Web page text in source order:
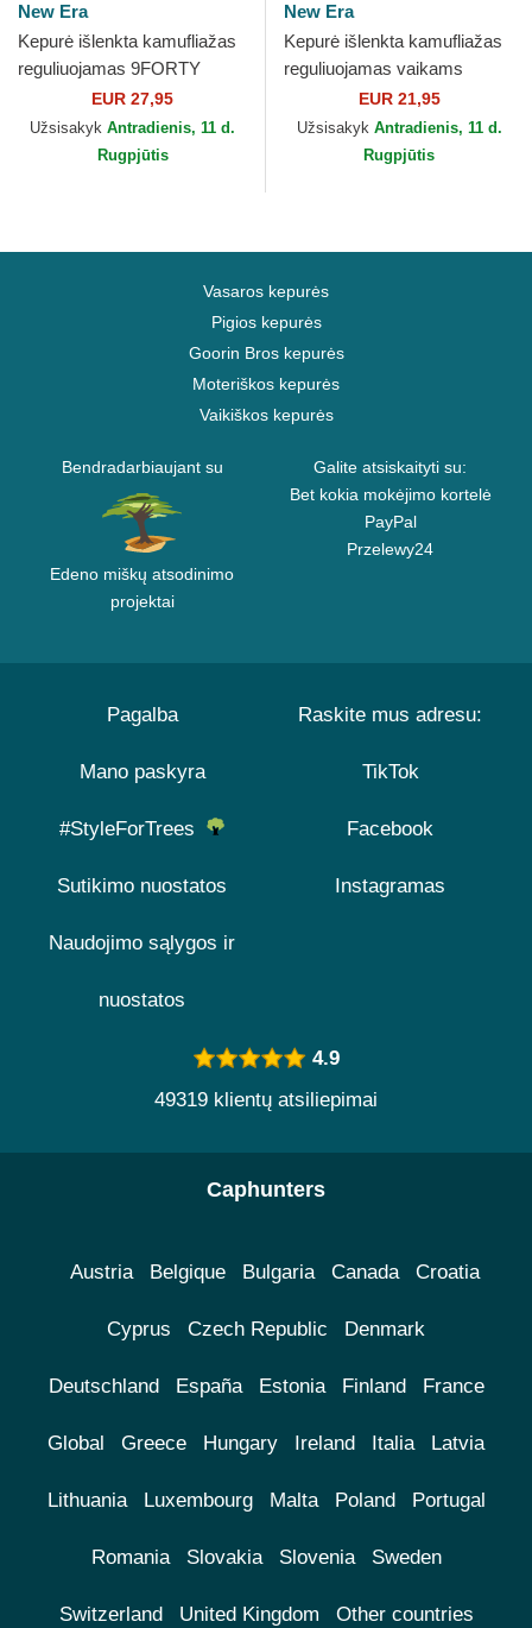
New Era
Kepurė išlenkta kamufliažas
reguliuojamas 9FORTY
League Essential New York
Yankees MLB New Era
EUR 27,95
Užsisakyk Antradienis, 11 d.
Rugpjūtis
New Era
Kepurė išlenkta kamufliažas
reguliuojamas vaikams
9FORTY League Essential
New York Yankees MLB...
EUR 21,95
Užsisakyk Antradienis, 11 d.
Rugpjūtis
Vasaros kepurės
Pigios kepurės
Goorin Bros kepurės
Moteriškos kepurės
Vaikiškos kepurės
Bendradarbiaujant su
Edeno miškų atsodinimo
projektai
Galite atsiskaityti su:
Bet kokia mokėjimo kortelė
PayPal
Przelewy24
Pagalba
Mano paskyra
#StyleForTrees
Sutikimo nuostatos
Naudojimo sąlygos ir
nuostatos
Raskite mus adresu:
TikTok
Facebook
Instagramas
4.9
49319 klientų atsiliepimai
Caphunters
Austria Belgique Bulgaria Canada Croatia
Cyprus Czech Republic Denmark
Deutschland España Estonia Finland France
Global Greece Hungary Ireland Italia Latvia
Lithuania Luxembourg Malta Poland Portugal
Romania Slovakia Slovenia Sweden
Switzerland United Kingdom Other countries